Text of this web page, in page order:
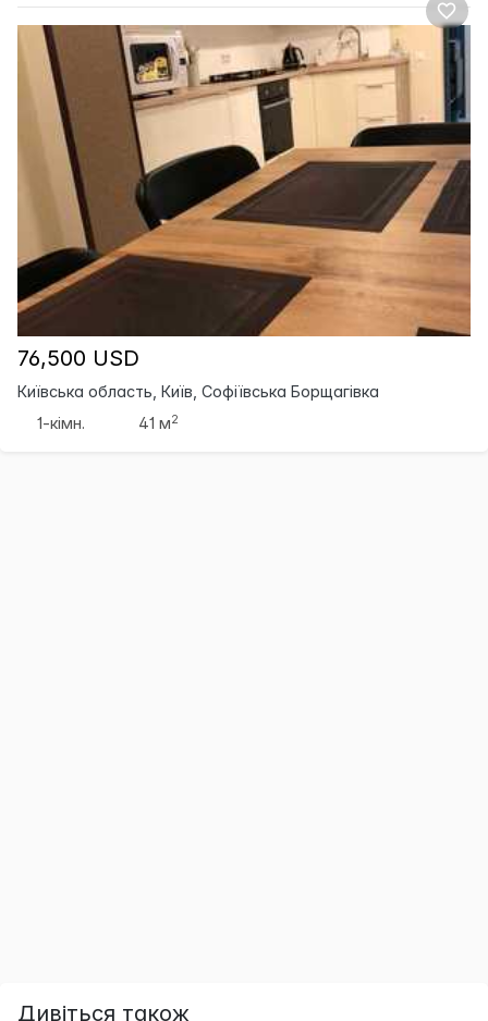
76,500 USD
Київська область, Київ, Софіївська Борщагівка
1-кімн.
41 м2
Дивіться також